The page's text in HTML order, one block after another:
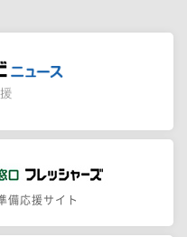
備応援サイト